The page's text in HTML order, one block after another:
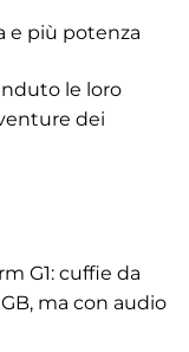
e più potenza
le loro
dei
G1: cuffie da
ma con audio